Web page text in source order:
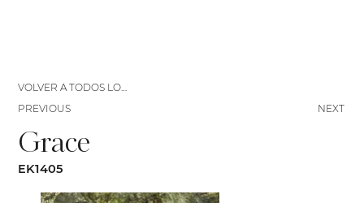
Grace
EK1405
NEXT
VOLVER A TODOS LOS VESTIDOS
PREVIOUS